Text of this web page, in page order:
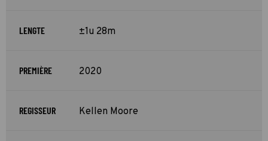
LENGTE ±1u 28m
PREMIÈRE 2020
REGISSEUR Kellen Moore